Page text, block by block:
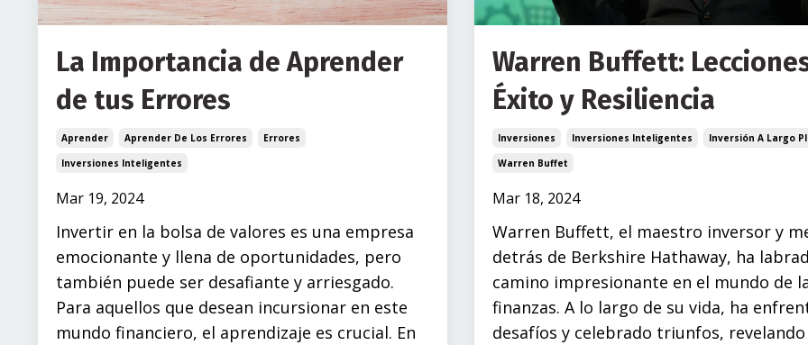
La Importancia de Aprender
de tus Errores
Aprender Aprender De Los Errores
Errores
Inversiones Inteligentes
Mar 19, 2024
Invertir en la bolsa de valores es una empresa
emocionante y llena de oportunidades, pero
también puede ser desafiante y arriesgado.
Para aquellos que desean incursionar en este
mundo financiero, el aprendizaje es crucial. En
Warren Buffett:
Éxito y Resiliencia
Inversiones Inversiones Inteligentes
Inversión A Largo
Warren Buffet
Mar 18, 2024
Warren Buffett, el maestro inversor y
detrás de Berkshire Hathaway, ha
camino impresionante en el mundo de
finanzas. A lo largo de su vida, ha
desafíos y celebrado triunfos,